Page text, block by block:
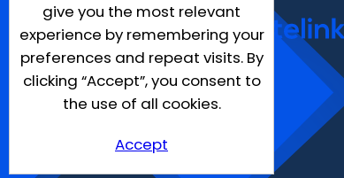
give you the most relevant
experience by remembering your
preferences and repeat visits. By
clicking “Accept”, you consent to
the use of all cookies.
Accept